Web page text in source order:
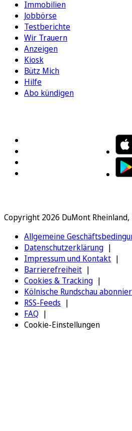
Immobilien
Jobbörse
Testberichte
Wir Trauern
Anzeigen
Kiosk
Bütz Mich
Hilfe
Abo kündigen
Copyright 2026 DuMont Rheinland,
Allgemeine
Datenschutzerklärung
Impressum und Kontakt
Barrierefreiheit
Cookies & Tracking
Kölnische Rundschau
RSS-Feeds
FAQ
Cookie-Einstellungen